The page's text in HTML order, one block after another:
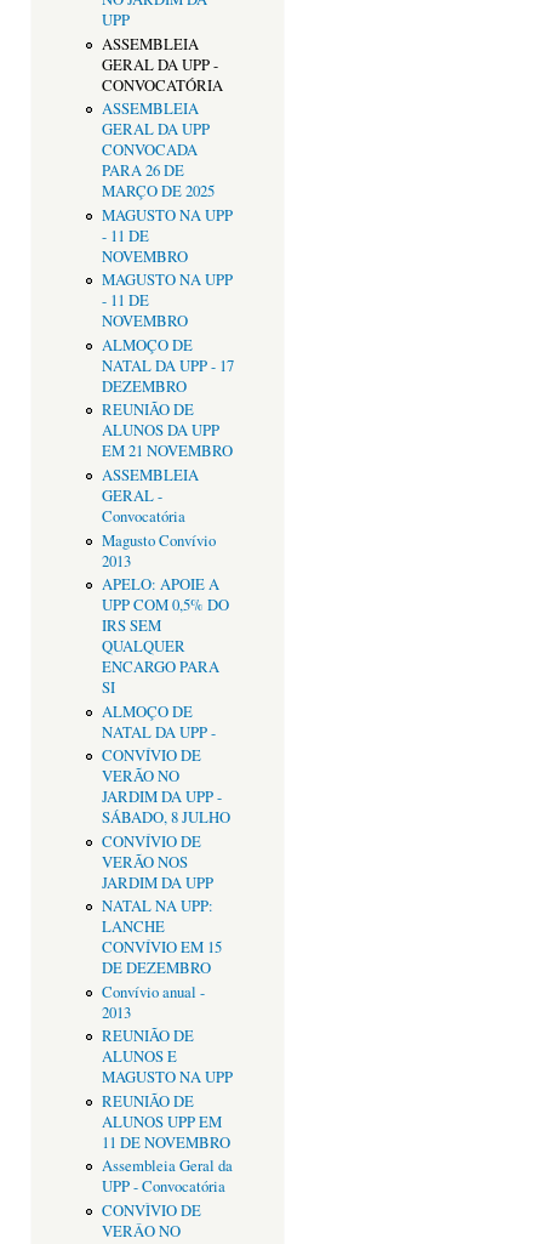
UPP
ASSEMBLEIA
GERAL DA UPP -
CONVOCATÓRIA
ASSEMBLEIA
GERAL DA UPP
CONVOCADA
PARA 26 DE
MARÇO DE 2025
MAGUSTO NA UPP
- 11 DE
NOVEMBRO
MAGUSTO NA UPP
- 11 DE
NOVEMBRO
ALMOÇO DE
NATAL DA UPP - 17
DEZEMBRO
REUNIÃO DE
ALUNOS DA UPP
EM 21 NOVEMBRO
ASSEMBLEIA
GERAL -
Convocatória
Magusto Convívio
2013
APELO: APOIE A
UPP COM 0,5% DO
IRS SEM
QUALQUER
ENCARGO PARA
SI
ALMOÇO DE
NATAL DA UPP -
CONVÍVIO DE
VERÃO NO
JARDIM DA UPP -
SÁBADO, 8 JULHO
CONVÍVIO DE
VERÃO NOS
JARDIM DA UPP
NATAL NA UPP:
LANCHE
CONVÍVIO EM 15
DE DEZEMBRO
Convívio anual -
2013
REUNIÃO DE
ALUNOS E
MAGUSTO NA UPP
REUNIÃO DE
ALUNOS UPP EM
11 DE NOVEMBRO
Assembleia Geral da
UPP - Convocatória
CONVÌVIO DE
VERÂO NO